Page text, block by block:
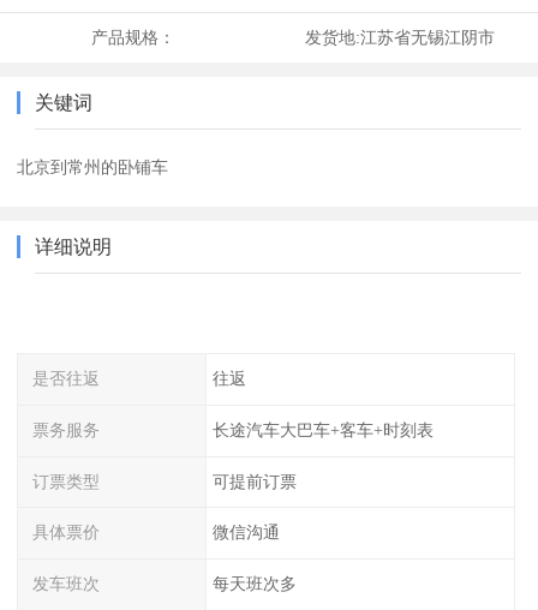
产品规格： 发货地:江苏省无锡江阴市
关键词
北京到常州的卧铺车
详细说明
是否往返 往返
票务服务 长途汽车大巴车+客车+时刻表
订票类型 可提前订票
具体票价 微信沟通
发车班次 每天班次多